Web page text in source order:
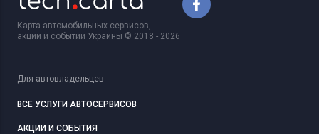
Карта автомобильных сервисов,
акций и событий Украины © 2018 - 2026
Для автовладельцев
ВСЕ УСЛУГИ АВТОСЕРВИСОВ
АКЦИИ И СОБЫТИЯ